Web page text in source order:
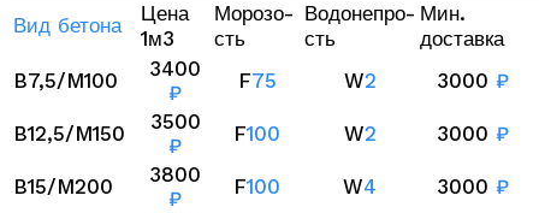
Вид бетона
Цена
1м3
Морозо-
сть
Водонепро-
сть
Мин.
доставка
B7,5/M100
3400
₽
F75 W2 3000 ₽
B12,5/M150
3500
₽
F100 W2 3000 ₽
B15/M200
3800
₽
F100 W4 3000 ₽